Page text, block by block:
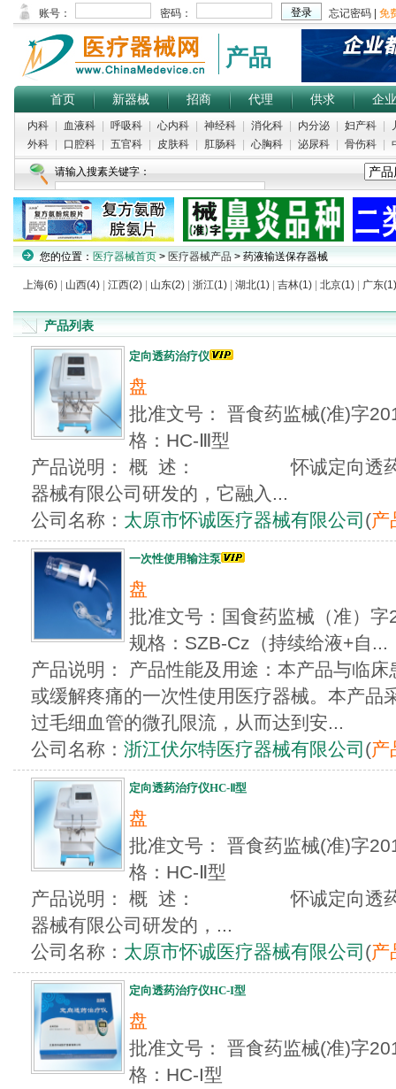
产品
首页 新器械 招商 代理 供求 企业
内科 血液科 呼吸科 心内科 神经科 消化科 内分泌 妇产科
外科
口腔科 五官科 皮肤科 肛肠科 心胸科 泌尿科 骨伤科
请输入搜素关键字：
您的位置： 医疗器械首页 > 医疗器械产品 > 药液输送保存器械
上海(6) 山西(4) 江西(2) 山东(2) 浙江(1) 湖北(1) 吉林(1) 北京(1) 广东(1)
产品列表
定向透药治疗仪
盘
批准文号： 晋食药监械(准)
格：HC-Ⅲ型
产品说明： 概 述： 怀诚定向透药治
器械有限公司研发的，它融入...
公司名称： 太原市怀诚医疗器械有限公司 (产
一次性使用输注泵
盘
批准文号：国食药监械（准
规格：SZB-Cz（持续给液+自...
产品说明： 产品性能及用途：本产品与临
或缓解疼痛的一次性使用医疗器械。本产品
过毛细血管的微孔限流，从而达到安...
公司名称： 浙江伏尔特医疗器械有限公司 (产
定向透药治疗仪HC-Ⅱ型
盘
批准文号： 晋食药监械(准)
格：HC-Ⅱ型
产品说明： 概 述： 怀诚定向透药治
器械有限公司研发的，...
公司名称： 太原市怀诚医疗器械有限公司 (产
定向透药治疗仪HC-I型
盘
批准文号： 晋食药监械(准)
格：HC-I型